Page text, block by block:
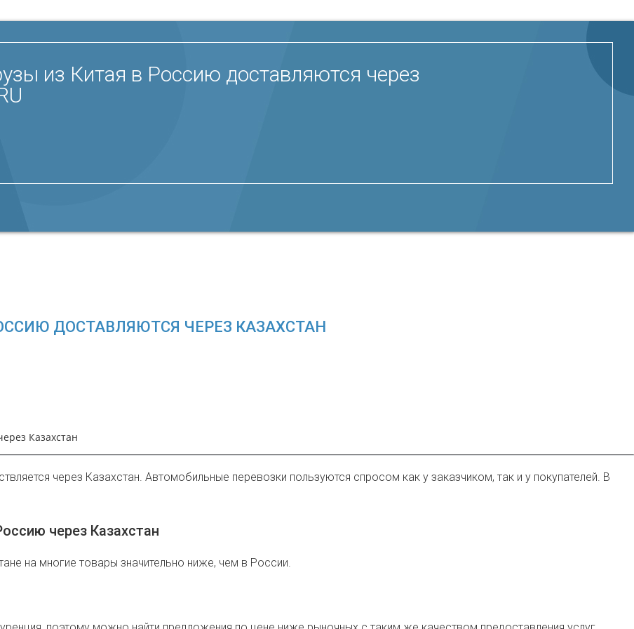
из Китая в Россию доставляются через
ДОСТАВЛЯЮТСЯ ЧЕРЕЗ КАЗАХСТАН
Казахстан
через Казахстан. Автомобильные перевозки пользуются спросом как у заказчиком, так и у покупателей. В
через Казахстан
на многие товары значительно ниже, чем в России.